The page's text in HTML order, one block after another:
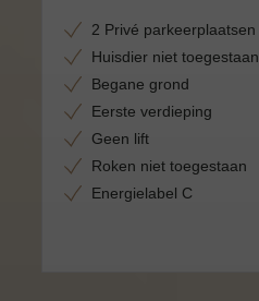
2 Privé parkeerplaatsen
Huisdier niet toegestaan
Begane grond
Eerste verdieping
Geen lift
Roken niet toegestaan
Energielabel C